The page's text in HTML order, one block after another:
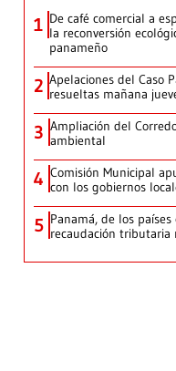
1 De café comercial a
la reconversión
panameño
2 Apelaciones del Caso
resueltas mañana
3 Ampliación del
ambiental
4 Comisión Municipal
con los gobiernos
5 Panamá, de los
recaudación tributaria